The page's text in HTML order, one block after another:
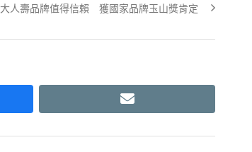
人壽品牌值得信賴 獲國家品牌玉山獎肯定
email